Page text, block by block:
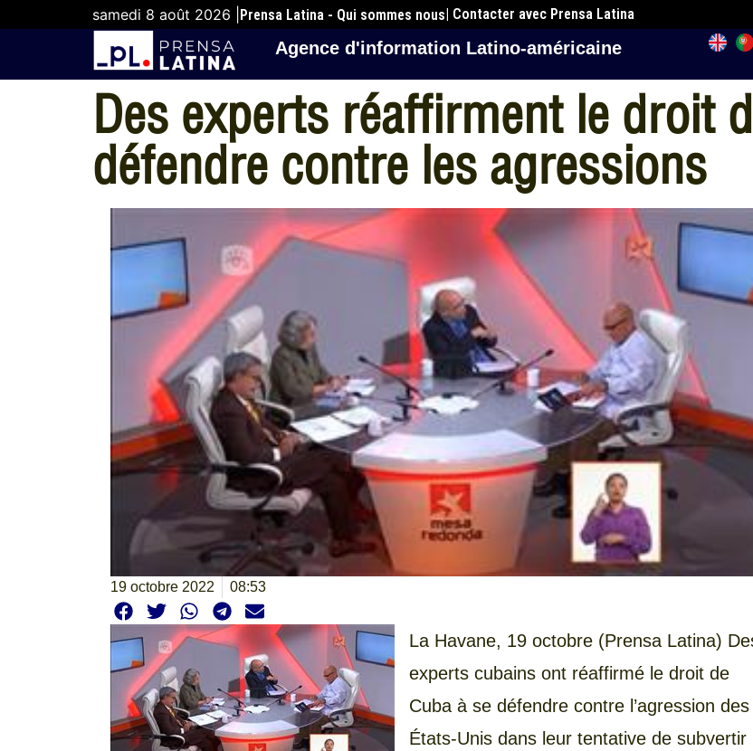
samedi 8 août 2026 | Prensa Latina - Qui sommes nous| Contacter avec Prensa Latina
Agence d'information Latino-américaine
Des experts réaffirment le droit
défendre contre les agressions
19 octobre 2022 08:53
La Havane, 19 octobre (Prensa Latina)
experts cubains ont réaffirmé le droit de
Cuba à se défendre contre l’agression des
États-Unis dans leur tentative de subvertir